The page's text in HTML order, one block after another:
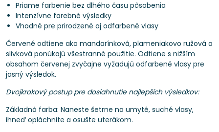
Priame farbenie bez dlhého času pôsobenia
Intenzívne farebné výsledky
Vhodné pre prirodzené aj odfarbené vlasy
Červené odtiene ako mandarínková, plameniakovo ružová a
slivková ponúkajú všestranné použitie. Odtiene s nižším
obsahom červenej zvyčajne vyžadujú odfarbené vlasy pre
jasný výsledok.
Dvojkrokový postup pre dosiahnutie najlepších výsledkov:
Základná farba: Naneste šetrne na umyté, suché vlasy,
ihneď opláchnite a osušte uterákom.